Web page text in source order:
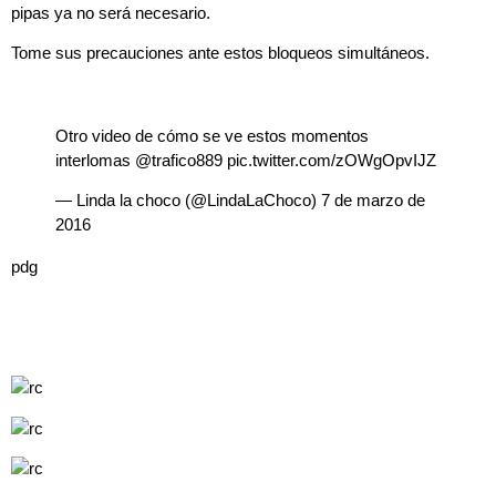
pipas ya no será necesario.
Tome sus precauciones ante estos bloqueos simultáneos.
Otro video de cómo se ve estos momentos
interlomas @trafico889 pic.twitter.com/zOWgOpvIJZ
— Linda la choco (@LindaLaChoco) 7 de marzo de
2016
pdg